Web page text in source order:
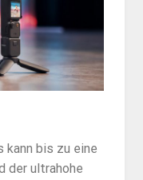
kann bis zu eine
der ultrahohe